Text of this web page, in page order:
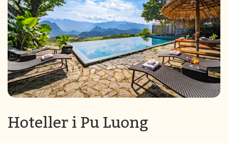
Hoteller i Pu Luong